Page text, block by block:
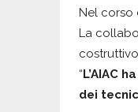
Nel corso
La
“L’AIAC
dei